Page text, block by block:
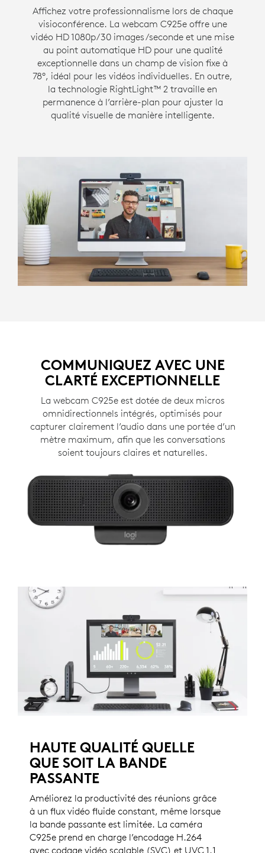
Affichez votre professionnalisme lors de chaque
visioconférence. La webcam C925e offre une
vidéo HD 1080p/30 images/seconde et une mise
au point automatique HD pour une qualité
exceptionnelle dans un champ de vision fixe à
78°, idéal pour les vidéos individuelles. En outre,
la technologie RightLight™ 2 travaille en
permanence à l’arrière-plan pour ajuster la
qualité visuelle de manière intelligente.
COMMUNIQUEZ AVEC UNE
CLARTÉ EXCEPTIONNELLE
La webcam C925e est dotée de deux micros
omnidirectionnels intégrés, optimisés pour
capturer clairement l’audio dans une portée d’un
mètre maximum, afin que les conversations
soient toujours claires et naturelles.
HAUTE QUALITÉ QUELLE
QUE SOIT LA BANDE
PASSANTE
Améliorez la productivité des réunions grâce
à un flux vidéo fluide constant, même lorsque
la bande passante est limitée. La caméra
C925e prend en charge l’encodage H.264
avec codage vidéo scalable (SVC) et UVC 1.1